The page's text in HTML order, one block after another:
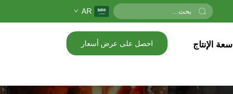
AR
سعة الإنتاج احصل على عرض أسعار